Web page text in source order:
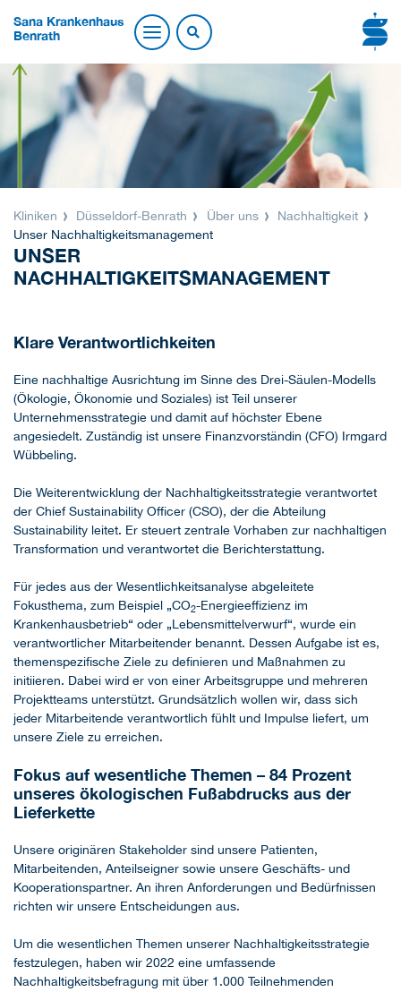
Sana Krankenhaus
Benrath
Kliniken Düsseldorf-Benrath Über uns
Nachhaltigkeit
Unser Nachhaltigkeitsmanagement
UNSER
NACHHALTIGKEITSMANAGEMENT
Klare Verantwortlichkeiten
Eine nachhaltige Ausrichtung im Sinne des Drei-Säulen-Modells
(Ökologie, Ökonomie und Soziales) ist Teil unserer
Unternehmensstrategie und damit auf höchster Ebene
angesiedelt. Zuständig ist unsere Finanzvorständin (CFO) Irmgard
Wübbeling.
Die Weiterentwicklung der Nachhaltigkeitsstrategie verantwortet
der Chief Sustainability Officer (CSO), der die Abteilung
Sustainability leitet. Er steuert zentrale Vorhaben zur nachhaltigen
Transformation und verantwortet die Berichterstattung.
Für jedes aus der Wesentlichkeitsanalyse abgeleitete
Fokusthema, zum Beispiel „CO2-Energieeffizienz im
Krankenhausbetrieb“ oder „Lebensmittelverwurf“, wurde ein
verantwortlicher Mitarbeitender benannt. Dessen Aufgabe ist es,
themenspezifische Ziele zu definieren und Maßnahmen zu
initiieren. Dabei wird er von einer Arbeitsgruppe und mehreren
Projektteams unterstützt. Grundsätzlich wollen wir, dass sich
jeder Mitarbeitende verantwortlich fühlt und Impulse liefert, um
unsere Ziele zu erreichen.
Fokus auf wesentliche Themen – 84 Prozent
unseres ökologischen Fußabdrucks aus der
Lieferkette
Unsere originären Stakeholder sind unsere Patienten,
Mitarbeitenden, Anteilseigner sowie unsere Geschäfts- und
Kooperationspartner. An ihren Anforderungen und Bedürfnissen
richten wir unsere Entscheidungen aus.
Um die wesentlichen Themen unserer Nachhaltigkeitsstrategie
festzulegen, haben wir 2022 eine umfassende
Nachhaltigkeitsbefragung mit über 1.000 Teilnehmenden